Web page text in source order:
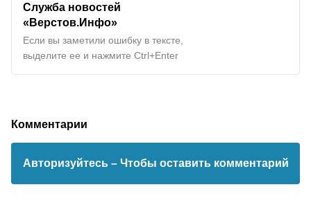
Служба новостей
«Верстов.Инфо»
Если вы заметили ошибку в тексте,
выделите ее и нажмите Ctrl+Enter
Комментарии
Авторизуйтесь – Чтобы оставить комментарий